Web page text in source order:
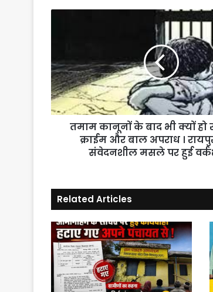
भी
क्यों
हो
रहे
साईबर
रायपुर
इस
संवेदनशील
मसले
पर
हुई
वर्कशाप
तमाम कानूनों के बाद भी क्यों हो
क्राईम और बाल अपराध ।
संवेदनशील मसले पर हुई
Related Articles